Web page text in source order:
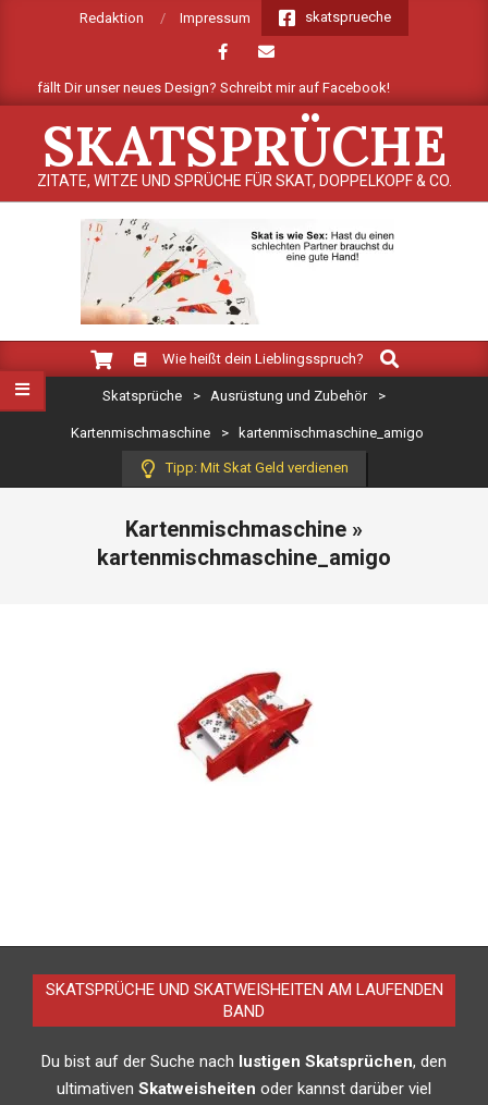
Redaktion Impressum skatsprueche
gefällt Dir unser neues Design? Schreibt mir auf Facebook!
SKATSPRÜCHE
ZITATE, WITZE UND SPRÜCHE FÜR SKAT, DOPPELKOPF & CO.
Navigation
Menu
Wie heißt dein Lieblingsspruch?
Search
Skatsprüche > Ausrüstung und Zubehör >
Kartenmischmaschine > kartenmischmaschine_amigo
Tipp: Mit Skat Geld verdienen
Kartenmischmaschine »
kartenmischmaschine_amigo
08-
SKATSPRÜCHE UND SKATWEISHEITEN AM LAUFENDEN
BAND
Du bist auf der Suche nach lustigen Skatsprüchen, den
ultimativen Skatweisheiten oder kannst darüber viel